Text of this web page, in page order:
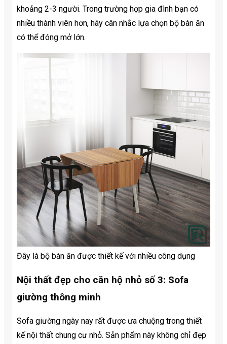
khoảng 2-3 người. Trong trường hợp gia đình bạn có
nhiều thành viên hơn, hãy cân nhắc lựa chọn bộ bàn ăn
có thể đóng mở lớn.
Đây là bộ bàn ăn được thiết kế với nhiều công dụng
Nội thất đẹp cho căn hộ nhỏ số 3: Sofa
giường thông minh
Sofa giường ngày nay rất được ưa chuộng trong thiết
kế nội thất chung cư nhỏ. Sản phẩm này không chỉ đẹp